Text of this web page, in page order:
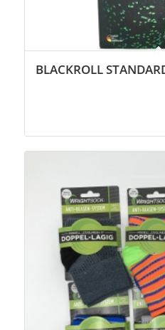
BLACKROLL